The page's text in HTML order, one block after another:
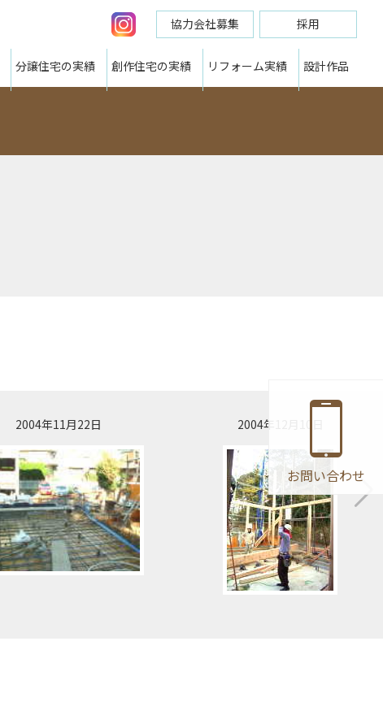
協力会社募集 採用
分譲住宅の実績 創作住宅の実績 リフォーム実績 設計作品
お問い合わせ
2004年11月22日 2004年12月10日